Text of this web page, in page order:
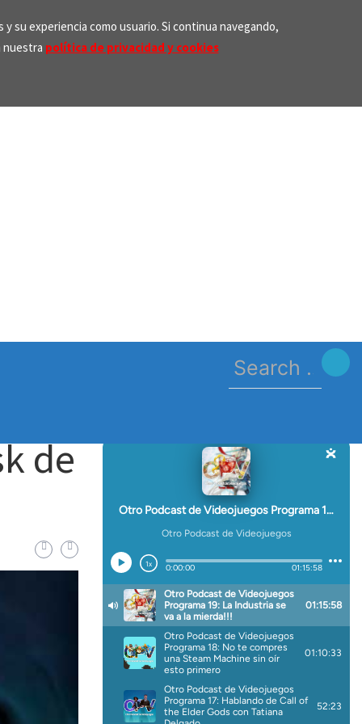
su experiencia como usuario. Si continua navegando,
nuestra política de privacidad y cookies
Search
for:
de